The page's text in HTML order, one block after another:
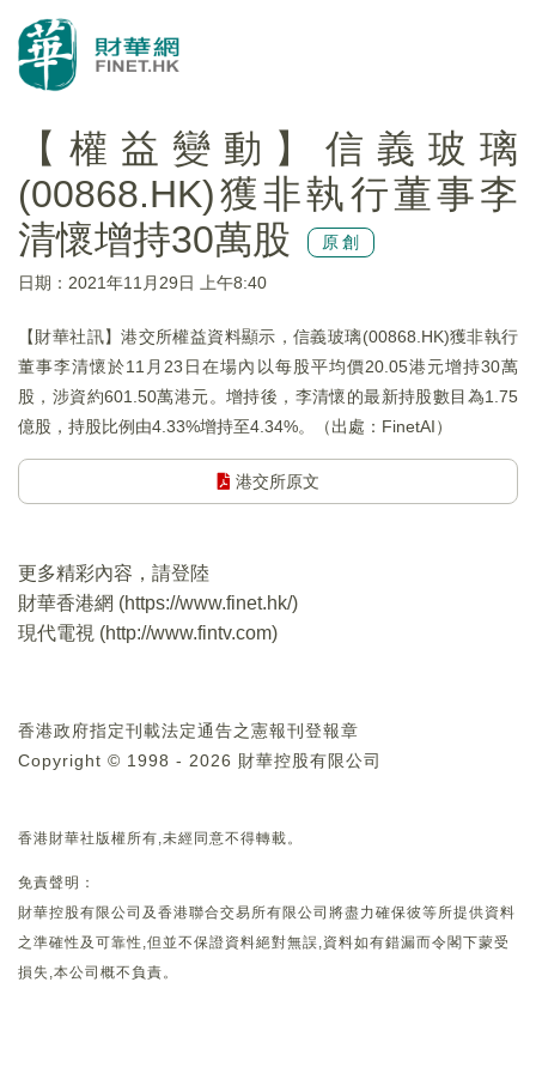
【權益變動】信義玻璃
(00868.HK)獲非執行董事李
清懷增持30萬股
原創
日期：2021年11月29日 上午8:40
【財華社訊】港交所權益資料顯示，信義玻璃(00868.HK)獲非執行
董事李清懷於11月23日在場內以每股平均價20.05港元增持30萬
股，涉資約601.50萬港元。增持後，李清懷的最新持股數目為1.75
億股，持股比例由4.33%增持至4.34%。（出處：FinetAI）
港交所原文
更多精彩內容，請登陸
財華香港網 (https://www.finet.hk/)
現代電視 (http://www.fintv.com)
香港政府指定刊載法定通告之憲報刊登報章
Copyright © 1998 - 2026 財華控股有限公司
香港財華社版權所有,未經同意不得轉載。
免責聲明：
財華控股有限公司及香港聯合交易所有限公司將盡力確保彼等所提供資料
之準確性及可靠性,但並不保證資料絕對無誤,資料如有錯漏而令閣下蒙受
損失,本公司概不負責。